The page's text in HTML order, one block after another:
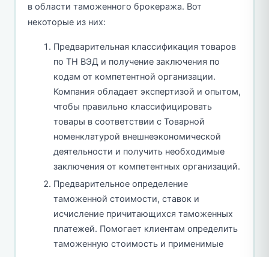
в области таможенного брокеража. Вот
некоторые из них:
Предварительная классификация товаров
по ТН ВЭД и получение заключения по
кодам от компетентной организации.
Компания обладает экспертизой и опытом,
чтобы правильно классифицировать
товары в соответствии с Товарной
номенклатурой внешнеэкономической
деятельности и получить необходимые
заключения от компетентных организаций.
Предварительное определение
таможенной стоимости, ставок и
исчисление причитающихся таможенных
платежей. Помогает клиентам определить
таможенную стоимость и применимые